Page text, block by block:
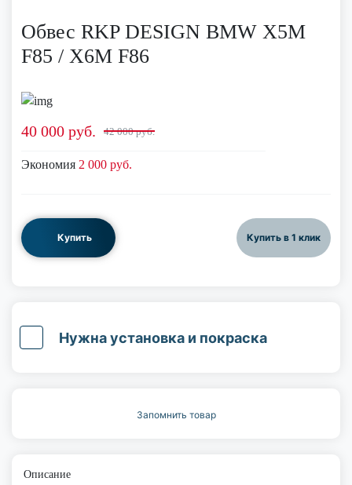
Обвес RKP DESIGN BMW X5M
F85 / X6M F86
40 000 руб. 42 000 руб.
Экономия 2 000 руб.
Купить Купить в 1 клик
Нужна установка и покраска
Запомнить товар
Описание